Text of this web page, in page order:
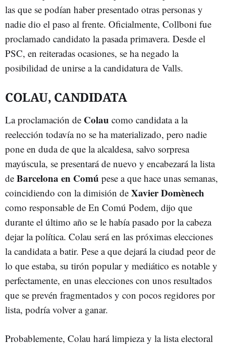
las que se podían haber presentado otras personas y
nadie dio el paso al frente. Oficialmente, Collboni fue
proclamado candidato la pasada primavera. Desde el
PSC, en reiteradas ocasiones, se ha negado la
posibilidad de unirse a la candidatura de Valls.
COLAU, CANDIDATA
La proclamación de Colau como candidata a la
reelección todavía no se ha materializado, pero nadie
pone en duda de que la alcaldesa, salvo sorpresa
mayúscula, se presentará de nuevo y encabezará la lista
de Barcelona en Comú pese a que hace unas semanas,
coincidiendo con la dimisión de Xavier Domènech
como responsable de En Comú Podem, dijo que
durante el último año se le había pasado por la cabeza
dejar la política. Colau será en las próximas elecciones
la candidata a batir. Pese a que dejará la ciudad peor de
lo que estaba, su tirón popular y mediático es notable y
perfectamente, en unas elecciones con unos resultados
que se prevén fragmentados y con pocos regidores por
lista, podría volver a ganar.
Probablemente, Colau hará limpieza y la lista electoral